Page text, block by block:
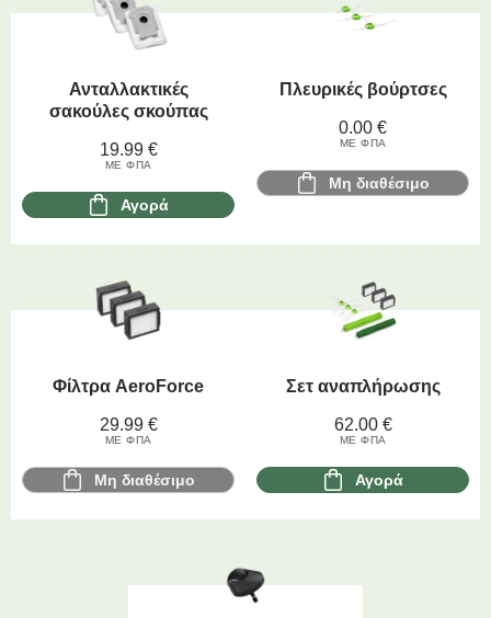
Ανταλλακτικές
σακούλες σκούπας
19.99 €
ΜΕ ΦΠΑ
Αγορά
Πλευρικές βούρτσες
0.00 €
ΜΕ ΦΠΑ
Μη διαθέσιμο
Φίλτρα AeroForce
29.99 €
ΜΕ ΦΠΑ
Μη διαθέσιμο
Σετ αναπλήρωσης
62.00 €
ΜΕ ΦΠΑ
Αγορά